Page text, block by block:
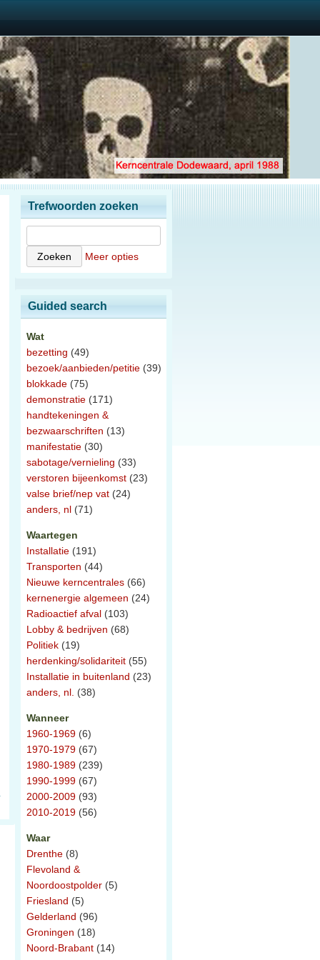
Trefwoorden zoeken
Meer opties
Guided search
Wat
bezetting (49)
bezoek/aanbieden/petitie (39)
blokkade (75)
demonstratie (171)
handtekeningen &
bezwaarschriften (13)
manifestatie (30)
sabotage/vernieling (33)
verstoren bijeenkomst (23)
valse brief/nep vat (24)
anders, nl (71)
Waartegen
Installatie (191)
Transporten (44)
Nieuwe kerncentrales (66)
kernenergie algemeen (24)
Radioactief afval (103)
Lobby & bedrijven (68)
Politiek (19)
herdenking/solidariteit (55)
Installatie in buitenland (23)
anders, nl. (38)
Wanneer
1960-1969 (6)
1970-1979 (67)
1980-1989 (239)
1990-1999 (67)
2000-2009 (93)
2010-2019 (56)
Waar
Drenthe (8)
Flevoland &
Noordoostpolder (5)
Friesland (5)
Gelderland (96)
Groningen (18)
Noord-Brabant (14)